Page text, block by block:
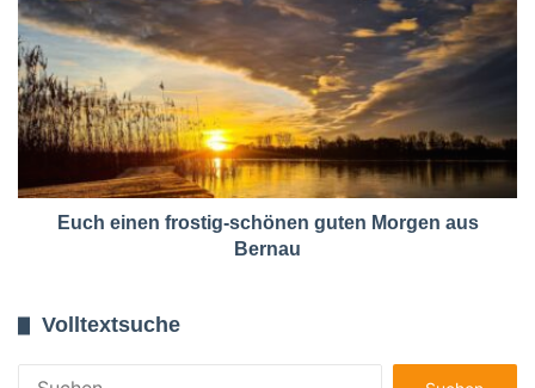
Euch einen frostig-schönen guten Morgen aus
Bernau
Volltextsuche